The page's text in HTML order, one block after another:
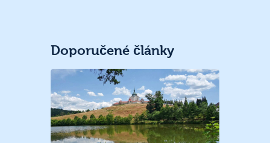
Doporučené články